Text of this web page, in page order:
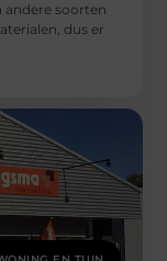
andere soorten
dus er